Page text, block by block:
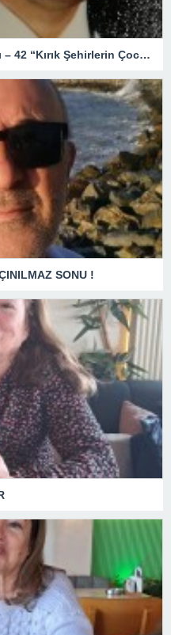
Bir Çocuğun Görünmez Yaraları – 42 “Kırık Şehirlerin Çocukları”
SONU !